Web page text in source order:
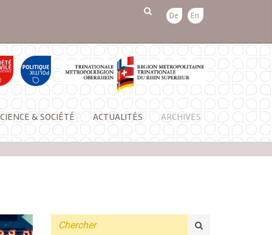
De En
& SOCIÉTÉ ACTUALITÉS ARCHIVES